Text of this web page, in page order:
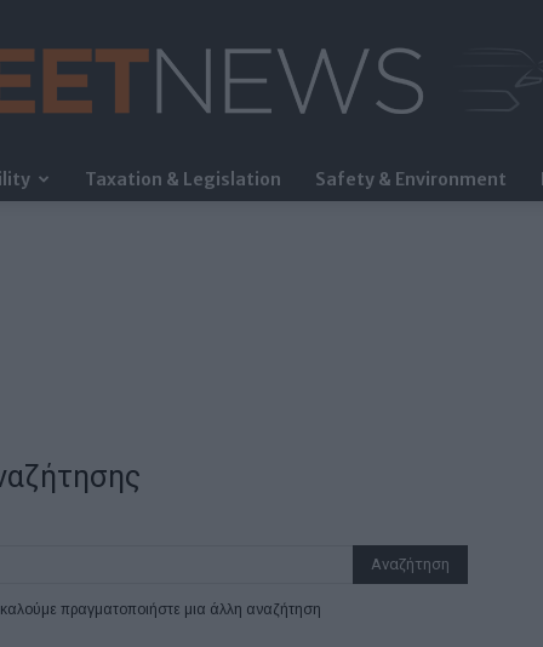
FleetNews
Taxation & Legislation Safety & Environment
πραγματοποιήστε μια άλλη αναζήτηση